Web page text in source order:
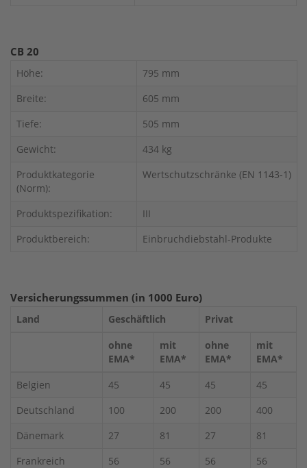
CB 20
Höhe:
795 mm
Breite:
605 mm
Tiefe:
505 mm
Gewicht:
434 kg
Produktkategorie
(Norm):
Wertschutzschränke (EN 1143-1)
Produktspezifikation:
III
Produktbereich:
Einbruchdiebstahl-Produkte
Versicherungssummen (in 1000 Euro)
Land Geschäftlich
Privat
ohne
EMA*
mit
EMA*
ohne
EMA*
mit
EMA*
Belgien
45 45 45
45
Deutschland
100 200 200
400
Dänemark
27 81 27
81
Frankreich
56 56 56
56